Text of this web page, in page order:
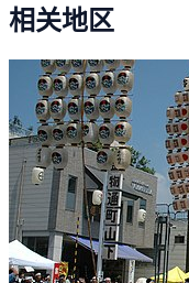
相关地区